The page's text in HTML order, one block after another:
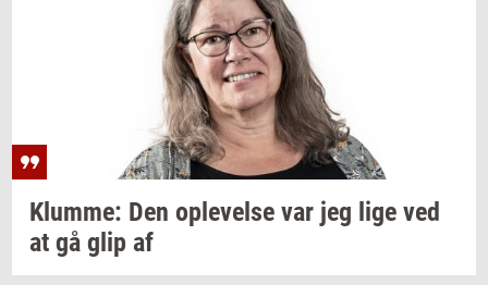
Klum­me: Den op­le­vel­se var jeg lige ved
at gå glip af